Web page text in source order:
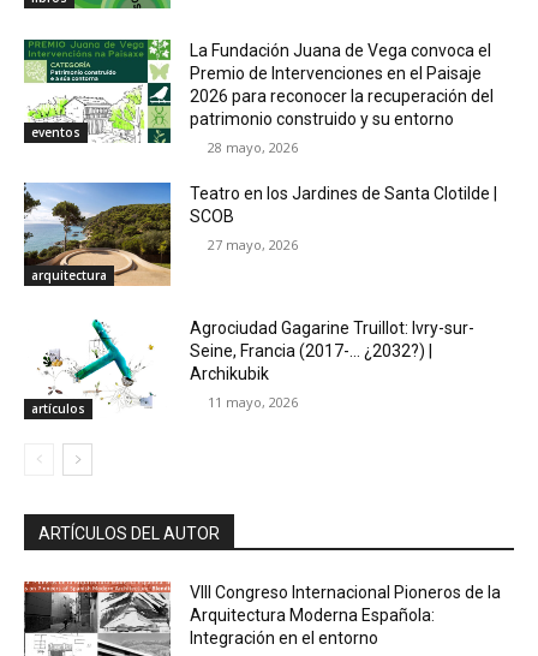
eventos
La Fundación Juana de Vega convoca el
Premio de Intervenciones en el Paisaje
2026 para reconocer la recuperación del
patrimonio construido y su entorno
28 mayo, 2026
arquitectura
Teatro en los Jardines de Santa Clotilde |
SCOB
27 mayo, 2026
artículos
Agrociudad Gagarine Truillot: Ivry-sur-
Seine, Francia (2017-… ¿2032?) |
Archikubik
11 mayo, 2026
ARTÍCULOS DEL AUTOR
VIII Congreso Internacional Pioneros de la
Arquitectura Moderna Española:
Integración en el entorno